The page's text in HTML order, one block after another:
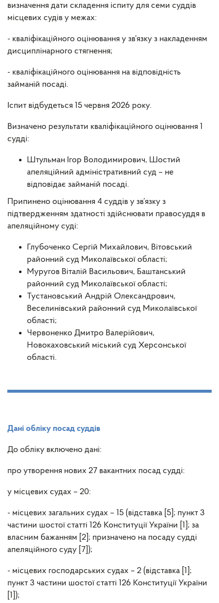
визначення дати складення іспиту для семи суддів
місцевих судів у межах:
- кваліфікаційного оцінювання у зв’язку з накладенням
дисциплінарного стягнення;
- кваліфікаційного оцінювання на відповідність
займаній посаді.
Іспит відбудеться 15 червня 2026 року.
Визначено результати кваліфікаційного оцінювання 1
судді:
Штульман Ігор Володимирович, Шостий
апеляційний адміністративний суд – не
відповідає займаній посаді.
Припинено оцінювання 4 суддів у зв’язку з
підтвердженням здатності здійснювати правосуддя в
апеляційному суді:
Глубоченко Сергій Михайлович, Вітовський
районний суд Миколаївської області;
Муругов Віталій Васильович, Баштанський
районний суд Миколаївської області;
Тустановський Андрій Олександрович,
Веселинівський районний суд Миколаївської
області;
Червоненко Дмитро Валерійович,
Новокаховський міський суд Херсонської
області.
Дані обліку посад суддів
До обліку включено дані:
про утворення нових 27 вакантних посад судді:
у місцевих судах – 20:
- місцевих загальних судах – 15 (відставка [5]; пункт 3
частини шостої статті 126 Конституції України [1]; за
власним бажанням [2]; призначено на посаду судді
апеляційного суду [7]);
- місцевих господарських судах – 2 (відставка [1];
пункт 3 частини шостої статті 126 Конституції України
[1]);